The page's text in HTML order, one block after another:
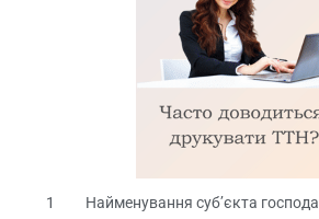
1 Найменування суб’єкта